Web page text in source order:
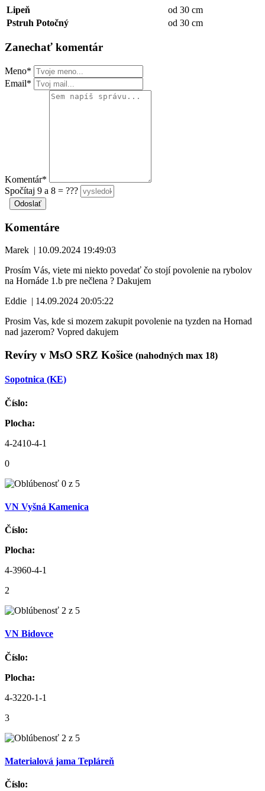
Lipeň
od 30 cm
Pstruh Potočný
od 30 cm
Zanechať komentár
Meno*
Email*
Komentár*
Spočítaj 9 a 8 = ???
Komentáre
Marek | 10.09.2024 19:49:03
Prosím Vás, viete mi niekto povedať čo stojí povolenie na rybolov
na Hornáde 1.b pre nečlena ? Dakujem
Eddie | 14.09.2024 20:05:22
Prosim Vas, kde si mozem zakupit povolenie na tyzden na Hornad
nad jazerom? Vopred dakujem
Revíry v MsO SRZ Košice (nahodných max 18)
Sopotnica (KE)
Číslo:
Plocha:
4-2410-4-1
0
VN Vyšná Kamenica
Číslo:
Plocha:
4-3960-4-1
2
VN Bidovce
Číslo:
Plocha:
4-3220-1-1
3
Materialová jama Tepláreň
Číslo: